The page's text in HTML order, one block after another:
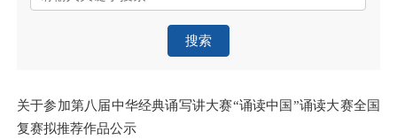
搜索
关于参加第八届中华经典诵写讲大赛“诵读中国”诵读大赛全国
复赛拟推荐作品公示